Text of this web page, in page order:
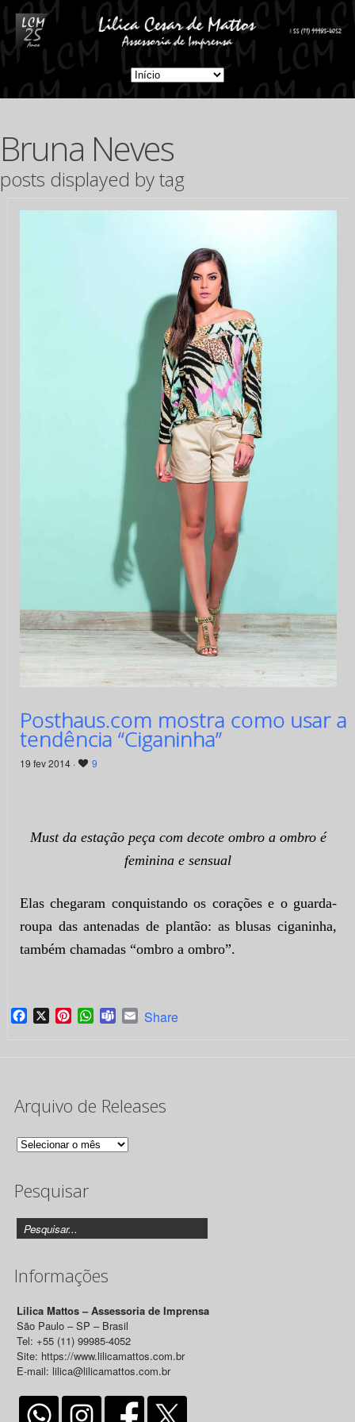
Bruna Neves
posts displayed by tag
Posthaus.com mostra como usar a
tendência “Ciganinha”
19 fev 2014 · 9
Must da estação peça com decote ombro a ombro é
feminina e sensual
Elas chegaram conquistando os corações e o guarda-
roupa das antenadas de plantão: asblusas ciganinha,
também chamadas “ombro a ombro”.
Facebook
X PinterestWhatsApp
TeamsEmail
Share
Arquivo de Releases
Arquivo
Releases
Pesquisar
Informações
Lilica Mattos – Assessoria de Imprensa
São Paulo – SP – Brasil
Tel: +55 (11) 99985-4052
Site: https://www.lilicamattos.com.br
E-mail: lilica@lilicamattos.com.br